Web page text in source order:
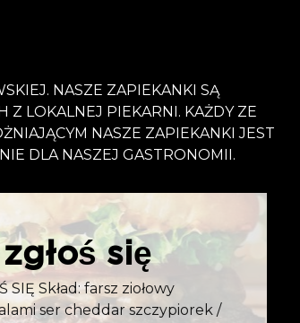
NASZE ZAPIEKANKI SĄ
Z LOKALNEJ PIEKARNI. KAŻDY ZE
NASZE ZAPIEKANKI JEST
DLA NASZEJ GASTRONOMII.
się
SIĘ Skład: farsz ziołowy
ser cheddar szczypiorek /